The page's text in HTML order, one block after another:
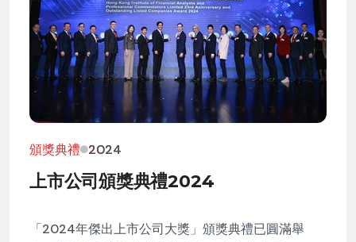
頒獎典禮 2024
上市公司頒獎典禮2024
「2024年傑出上市公司大獎」頒獎典禮已圓滿舉